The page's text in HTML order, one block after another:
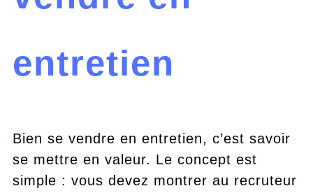
entretien
Bien se vendre en entretien, c’est savoir
se mettre en valeur. Le concept est
simple : vous devez montrer au recruteur